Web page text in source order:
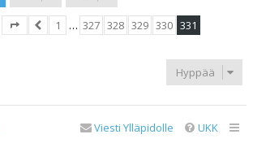
1 … 327 328 329 330 331
Hyppää
UKK
Viesti Ylläpidolle